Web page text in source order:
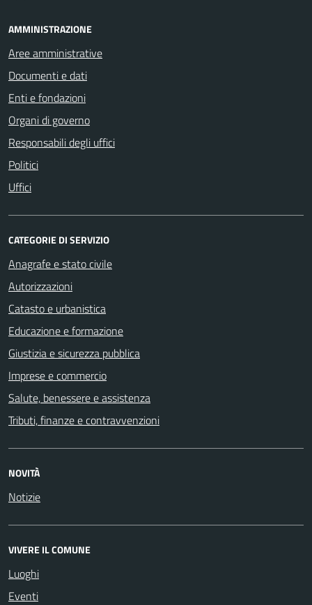
AMMINISTRAZIONE
Aree amministrative
Documenti e dati
Enti e fondazioni
Organi di governo
Responsabili degli uffici
Politici
Uffici
CATEGORIE DI SERVIZIO
Anagrafe e stato civile
Autorizzazioni
Catasto e urbanistica
Educazione e formazione
Giustizia e sicurezza pubblica
Imprese e commercio
Salute, benessere e assistenza
Tributi, finanze e contravvenzioni
NOVITÀ
Notizie
VIVERE IL COMUNE
Luoghi
Eventi